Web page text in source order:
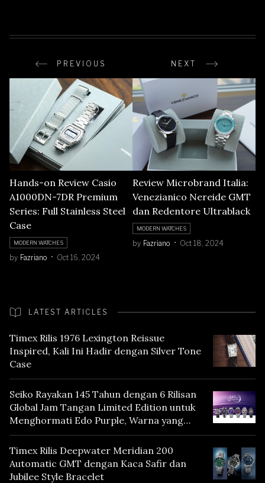
PREVIOUS NEXT
Hands-on Review Casio
A1000DN-7DR Premium
Series: Full Stainless Steel
Case
MODERN WATCHES
by Fazriano Oct 16, 2024
Review Microbrand Italia:
Venezianico Nereide GMT
dan Redentore Ultrablack
MODERN WATCHES
by Fazriano Oct 18, 2024
LATEST ARTICLES
Timex Rilis 1976 Lexington Reissue
Inspired, Kali Ini Hadir dengan Silver Tone
Case
Seiko Rayakan 145 Tahun dengan 6 Rilisan
Global Jam Tangan Limited Edition untuk
Menghormati Edo Purple, Warna yang
Mencerminkan Warisan Tokyo
Timex Rilis Deepwater Meridian 200
Automatic GMT dengan Kaca Safir dan
Jubilee Style Bracelet